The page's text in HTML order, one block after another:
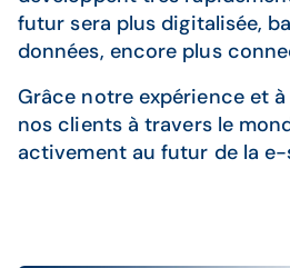
futur sera plus digitalisée,
données, encore plus
Grâce notre expérience et
nos clients à travers le
activement au futur de la e-